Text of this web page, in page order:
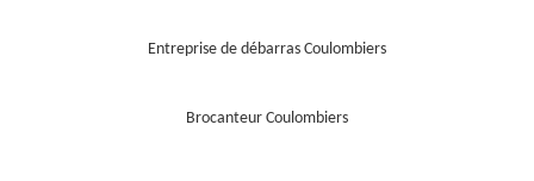
Entreprise de débarras Coulombiers
Brocanteur Coulombiers